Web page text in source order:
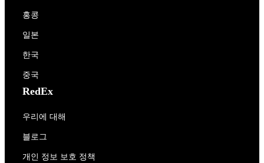
홍콩
일본
한국
중국
RedEx
우리에 대해
블로그
개인 정보 보호 정책